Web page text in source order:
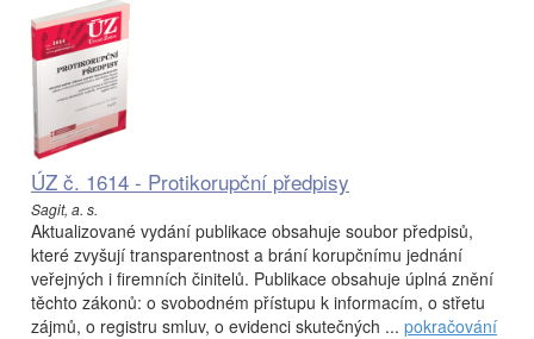
ÚZ č. 1614 - Protikorupční předpisy
Sagit, a. s.
Aktualizované vydání publikace obsahuje soubor předpisů,
které zvyšují transparentnost a brání korupčnímu jednání
veřejných i firemních činitelů. Publikace obsahuje úplná znění
těchto zákonů: o svobodném přístupu k informacím, o střetu
zájmů, o registru smluv, o evidenci skutečných ... pokračování